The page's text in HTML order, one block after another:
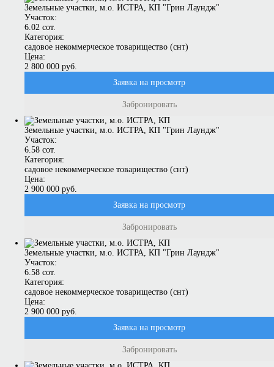
Земельные участки, м.о. ИСТРА, КП "Грин Лаундж"
Участок:
6.02 сот.
Категория:
садовое некоммерческое товарищество (снт)
Цена:
2 800 000 руб.
Заявка на просмотр
Забронировать
Земельные участки, м.о. ИСТРА, КП "Грин Лаундж"
Участок:
6.58 сот.
Категория:
садовое некоммерческое товарищество (снт)
Цена:
2 900 000 руб.
Заявка на просмотр
Забронировать
Земельные участки, м.о. ИСТРА, КП "Грин Лаундж"
Участок:
6.58 сот.
Категория:
садовое некоммерческое товарищество (снт)
Цена:
2 900 000 руб.
Заявка на просмотр
Забронировать